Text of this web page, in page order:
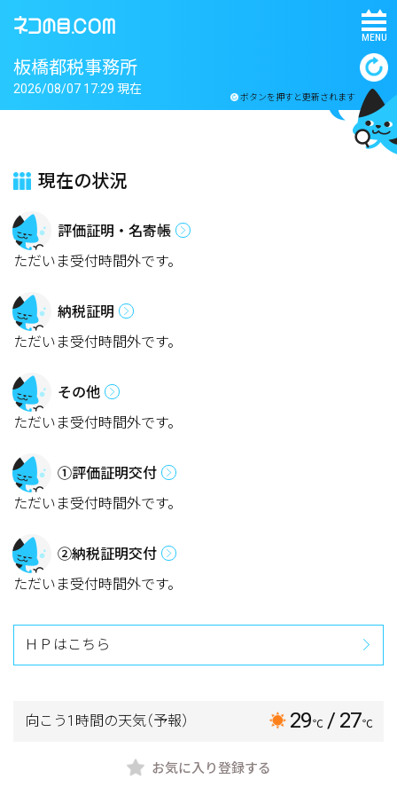
MENU
板橋都税事務所
ボタンを押すと更新されます
2026/08/07 17:29 現在
現在の状況
評価証明・名寄帳
ただいま受付時間外です。
納税証明
ただいま受付時間外です。
その他
ただいま受付時間外です。
①評価証明交付
ただいま受付時間外です。
②納税証明交付
ただいま受付時間外です。
ＨＰはこちら
向こう1時間の天気（予報） 29℃ / 27℃
お気に入り登録する